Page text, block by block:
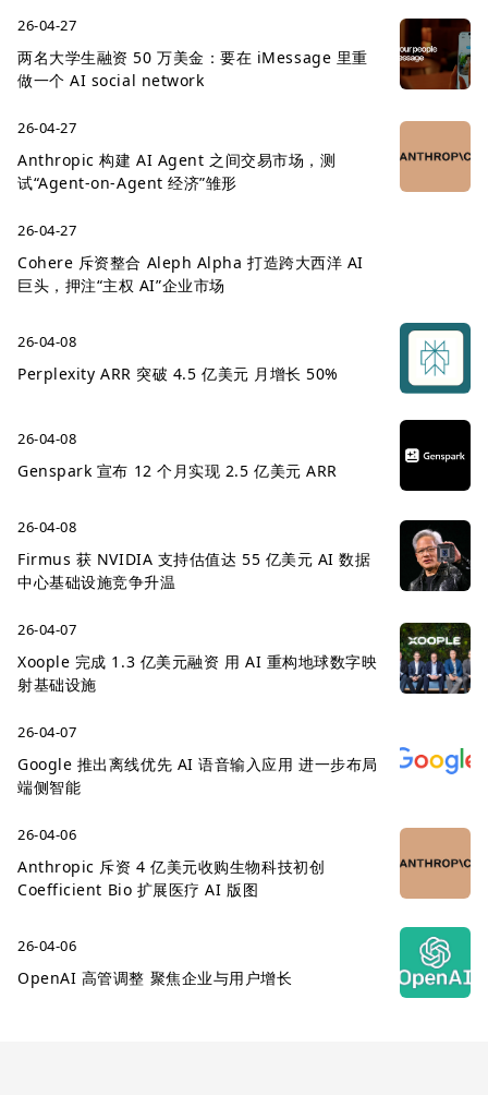
26-04-27
两名大学生融资 50 万美金：要在 iMessage 里重
做一个 AI social network
26-04-27
Anthropic 构建 AI Agent 之间交易市场，测
试“Agent-on-Agent 经济”雏形
26-04-27
Cohere 斥资整合 Aleph Alpha 打造跨大西洋 AI
巨头，押注“主权 AI”企业市场
26-04-08
Perplexity ARR 突破 4.5 亿美元 月增长 50%
26-04-08
Genspark 宣布 12 个月实现 2.5 亿美元 ARR
26-04-08
Firmus 获 NVIDIA 支持估值达 55 亿美元 AI 数据
中心基础设施竞争升温
26-04-07
Xoople 完成 1.3 亿美元融资 用 AI 重构地球数字映
射基础设施
26-04-07
Google 推出离线优先 AI 语音输入应用 进一步布局
端侧智能
26-04-06
Anthropic 斥资 4 亿美元收购生物科技初创
Coefficient Bio 扩展医疗 AI 版图
26-04-06
OpenAI 高管调整 聚焦企业与用户增长